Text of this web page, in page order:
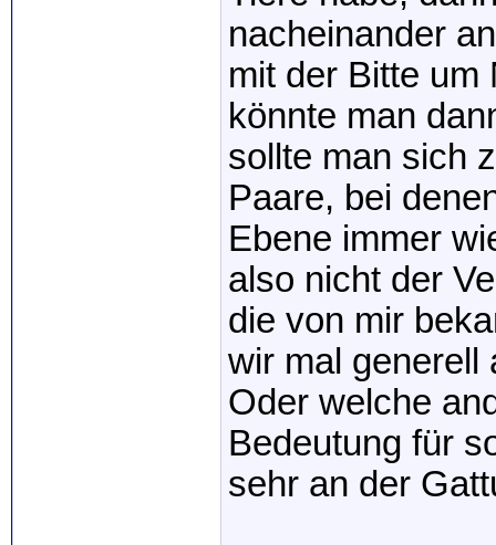
nacheinander
mit der Bitte um
könnte man
sollte man sich
Paare, bei
Ebene immer
also nicht der
die von mir
wir mal generell
Oder welche
Bedeutung für
sehr an der